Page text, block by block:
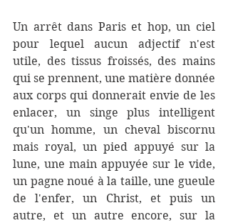
Un arrêt dans Paris et hop, un ciel
pour lequel aucun adjectif n'est
utile, des tissus froissés, des mains
qui se prennent, une matière donnée
aux corps qui donnerait envie de les
enlacer, un singe plus intelligent
qu'un homme, un cheval biscornu
mais royal, un pied appuyé sur la
lune, une main appuyée sur le vide,
un pagne noué à la taille, une gueule
de l'enfer, un Christ, et puis un
autre, et un autre encore, sur la